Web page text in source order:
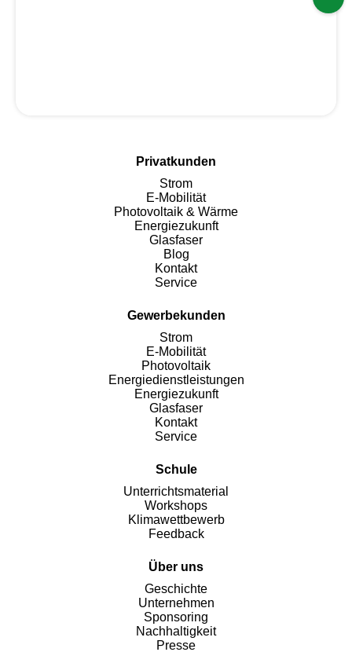
Privatkunden
Strom
E-Mobilität
Photovoltaik & Wärme
Energiezukunft
Glasfaser
Blog
Kontakt
Service
Gewerbekunden
Strom
E-Mobilität
Photovoltaik
Energiedienstleistungen
Energiezukunft
Glasfaser
Kontakt
Service
Schule
Unterrichtsmaterial
Workshops
Klimawettbewerb
Feedback
Über uns
Geschichte
Unternehmen
Sponsoring
Nachhaltigkeit
Presse